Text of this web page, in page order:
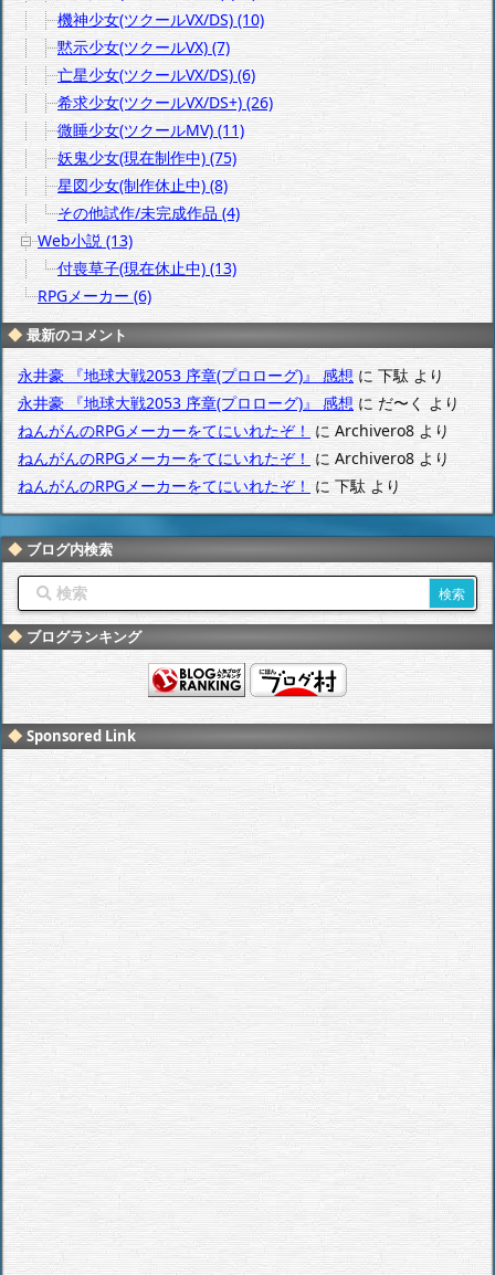
機神少女(ツクールVX/DS) (10)
黙示少女(ツクールVX) (7)
亡星少女(ツクールVX/DS) (6)
希求少女(ツクールVX/DS+) (26)
微睡少女(ツクールMV) (11)
妖鬼少女(現在制作中) (75)
星図少女(制作休止中) (8)
その他試作/未完成作品 (4)
Web小説 (13)
付喪草子(現在休止中) (13)
RPGメーカー (6)
最新のコメント
永井豪 『地球大戦2053 序章(プロローグ)』 感想 に下駄より
永井豪 『地球大戦2053 序章(プロローグ)』 感想にだ〜く より
ねんがんのRPGメーカーをてにいれたぞ！ に Archivero8 より
ねんがんのRPGメーカーをてにいれたぞ！ に Archivero8より
ねんがんのRPGメーカーをてにいれたぞ！に下駄より
ブログ内検索
ブログランキング
Sponsored Link